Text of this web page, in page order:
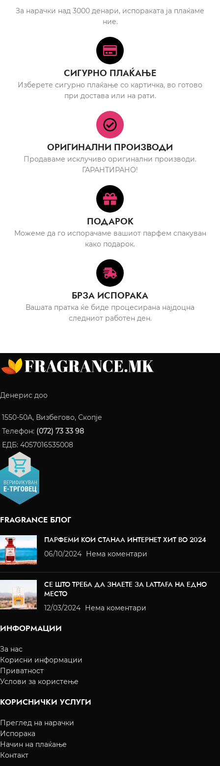
За нарачки над 3000 денари, испораката ја плаќаме
ние.
СИГУРНО ПЛАЌАЊЕ
Изберете сигурно плаќање со картичка, во готово
при достава или на рати.
ОРИГИНАЛНИ ПРОИЗВОДИ
Продаваме исклучиво оригинални производи.
ГАРАНТИРАНО!
ПОДАРОК
Можеме да го испорачаме вашиот парфем спакуван
како подарок.
БРЗА ИСПОРАКА
Вашата пратка ќе биде процесирана најдоцна
следниот работен ден.
Денерис доо
1550-50A, Визбегово, Скопје
Телефон: (072) 73 33 98
ЕДБ: 4057016535008
FRAGRANCE БЛОГ
ПАРФЕМИ КОИ СТАНАА ИНТЕРНЕТ ХИТ ВО 2024
06/10/2024 Нема коментари
СЕ ШТО ТРЕБА ДА ЗНАЕТЕ ЗА LATTAFA НА ЕДНО
МЕСТО
12/03/2024 Нема коментари
ИНФОРМАЦИИ
За нас
Корисни информации
Приватност
Услови за користење
КОРИСНИЧКИ УСЛУГИ
Преглед на нарачки
Испорака
Начин на плаќање
Контакт